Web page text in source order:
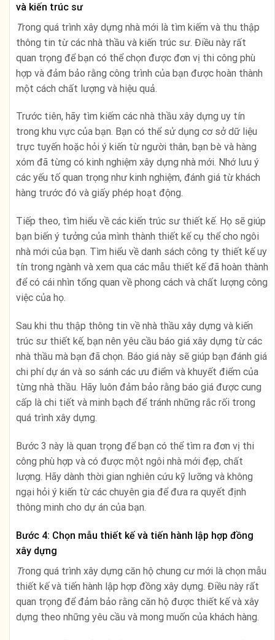
và kiến trúc sư
Trong quá trình xây dựng nhà mới là tìm kiếm và thu thập
thông tin từ các nhà thầu và kiến trúc sư. Điều này rất
quan trọng để bạn có thể chọn được đơn vị thi công phù
hợp và đảm bảo rằng công trình của bạn được hoàn thành
một cách chất lượng và hiệu quả.
Trước tiên, hãy tìm kiếm các nhà thầu xây dựng uy tín
trong khu vực của bạn. Bạn có thể sử dụng cơ sở dữ liệu
trực tuyến hoặc hỏi ý kiến từ người thân, bạn bè và hàng
xóm đã từng có kinh nghiệm xây dựng nhà mới. Nhớ lưu ý
các yếu tố quan trọng như kinh nghiệm, đánh giá từ khách
hàng trước đó và giấy phép hoạt động.
Tiếp theo, tìm hiểu về các kiến trúc sư thiết kế. Họ sẽ giúp
bạn biến ý tưởng của mình thành thiết kế cụ thể cho ngôi
nhà mới của bạn. Tìm hiểu về danh sách công ty thiết kế uy
tín trong ngành và xem qua các mẫu thiết kế đã hoàn thành
để có cái nhìn tổng quan về phong cách và chất lượng công
việc của họ.
Sau khi thu thập thông tin về nhà thầu xây dựng và kiến
trúc sư thiết kế, bạn nên yêu cầu báo giá xây dựng từ các
nhà thầu mà bạn đã chọn. Báo giá này sẽ giúp bạn đánh giá
chi phí dự án và so sánh các ưu điểm và khuyết điểm của
từng nhà thầu. Hãy luôn đảm bảo rằng báo giá được cung
cấp là chi tiết và minh bạch để tránh những rắc rối trong
quá trình xây dựng.
Bước 3 này là quan trọng để bạn có thể tìm ra đơn vị thi
công phù hợp và có được một ngôi nhà mới đẹp, chất
lượng. Hãy dành thời gian nghiên cứu kỹ lưỡng và không
ngại hỏi ý kiến từ các chuyên gia để đưa ra quyết định
thông minh cho dự án của bạn.
Bước 4: Chọn mẫu thiết kế và tiến hành lập hợp đồng
xây dựng
Trong quá trình xây dựng căn hộ chung cư mới là chọn mẫu
thiết kế và tiến hành lập hợp đồng xây dựng. Điều này rất
quan trọng để đảm bảo rằng căn hộ được thiết kế và xây
dựng theo những yêu cầu và mong muốn của khách hàng.